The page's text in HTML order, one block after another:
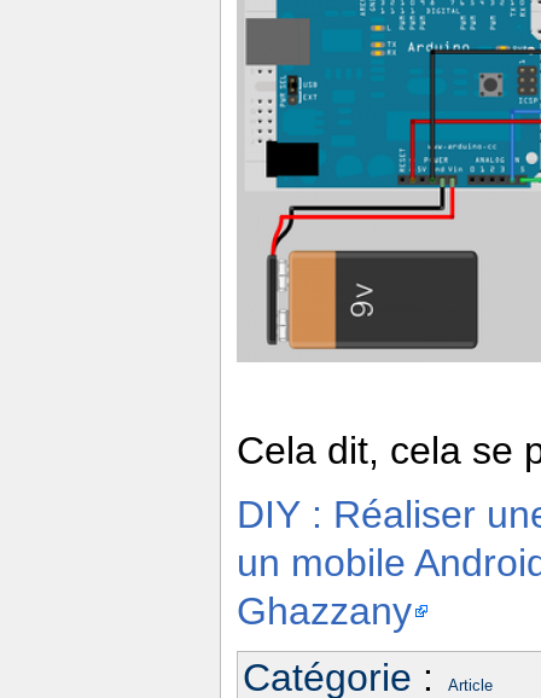
Cela dit, cela se
DIY : Réaliser
un mobile
Ghazzany
Catégorie : Article